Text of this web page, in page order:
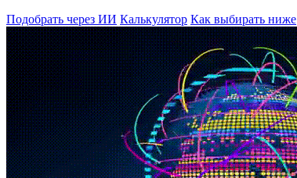
Подобрать через ИИ Калькулятор Как выбирать ниже